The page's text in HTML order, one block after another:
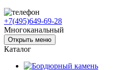
+7(495)649-69-28
Многоканальный
Открыть меню
Каталог